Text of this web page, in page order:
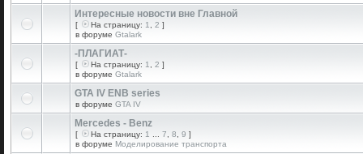
Интересные новости вне Главной
[ На страницу: 1 2 ]
в форуме Gtalark
-ПЛАГИАТ-
[ На страницу: 1 2 ]
в форуме Gtalark
GTA IV ENB series
в форуме GTA IV
Mercedes - Benz
[ На страницу: 1 7 8 9 ]
в форуме Моделирование транспорта